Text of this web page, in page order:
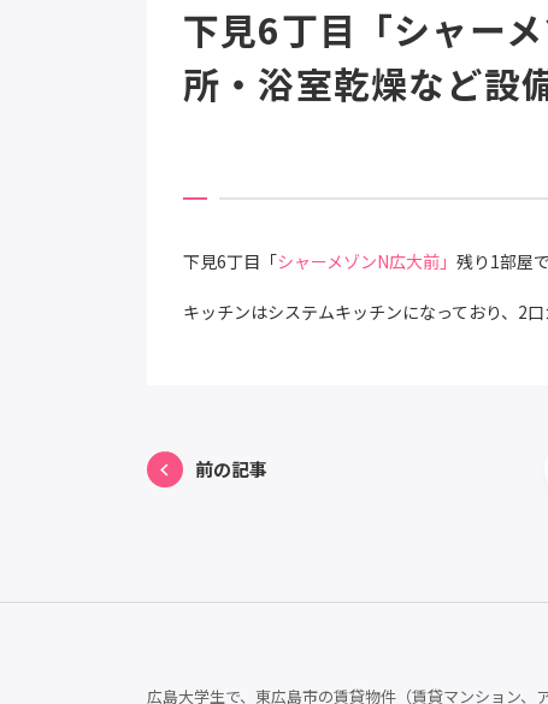
下見6丁目「シャー
所・浴室乾燥など設
下見6丁目「シャーメゾンN広大前」 残り1部屋
キッチンはシステムキッチンになっており、2
前の記事
広島大学生で、東広島市の賃貸物件（賃貸マンション